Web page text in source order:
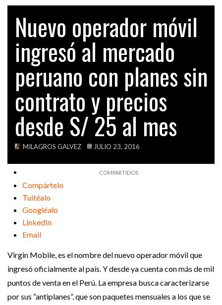
OPINIÓN
ENTRETENIMIENTO
TECH
VIDEOS
Nuevo operador móvil
ingresó al mercado
peruano con planes sin
contrato y precios
desde S/ 25 al mes
MILAGROS GALVEZ JULIO 23, 2016
Compártelo
Tuitéalo
Googléalo
LinkedIn
Email
Virgin Mobile, es el nombre del nuevo operador móvil que
ingresó oficialmente al país. Y desde ya cuenta con más de mil
puntos de venta en el Perú. La empresa busca caracterizarse
por sus “antiplanes”, que son paquetes mensuales a los que se